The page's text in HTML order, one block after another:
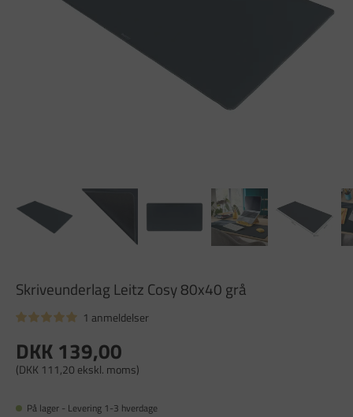
Skriveunderlag Leitz Cosy 80x40 grå
1 anmeldelser
DKK 139,00
(DKK 111,20 ekskl. moms)
På lager - Levering 1-3 hverdage